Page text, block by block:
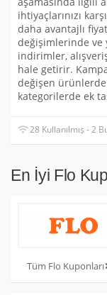
ihtiyaçlarınızı
daha avantajlı
değişimlerinde ve
indirimler,
hale getirir.
değişen ürünlerde
kategorilerde ek
28 Kullanılmış - 2
En İyi Flo
Tüm Flo Kuponları